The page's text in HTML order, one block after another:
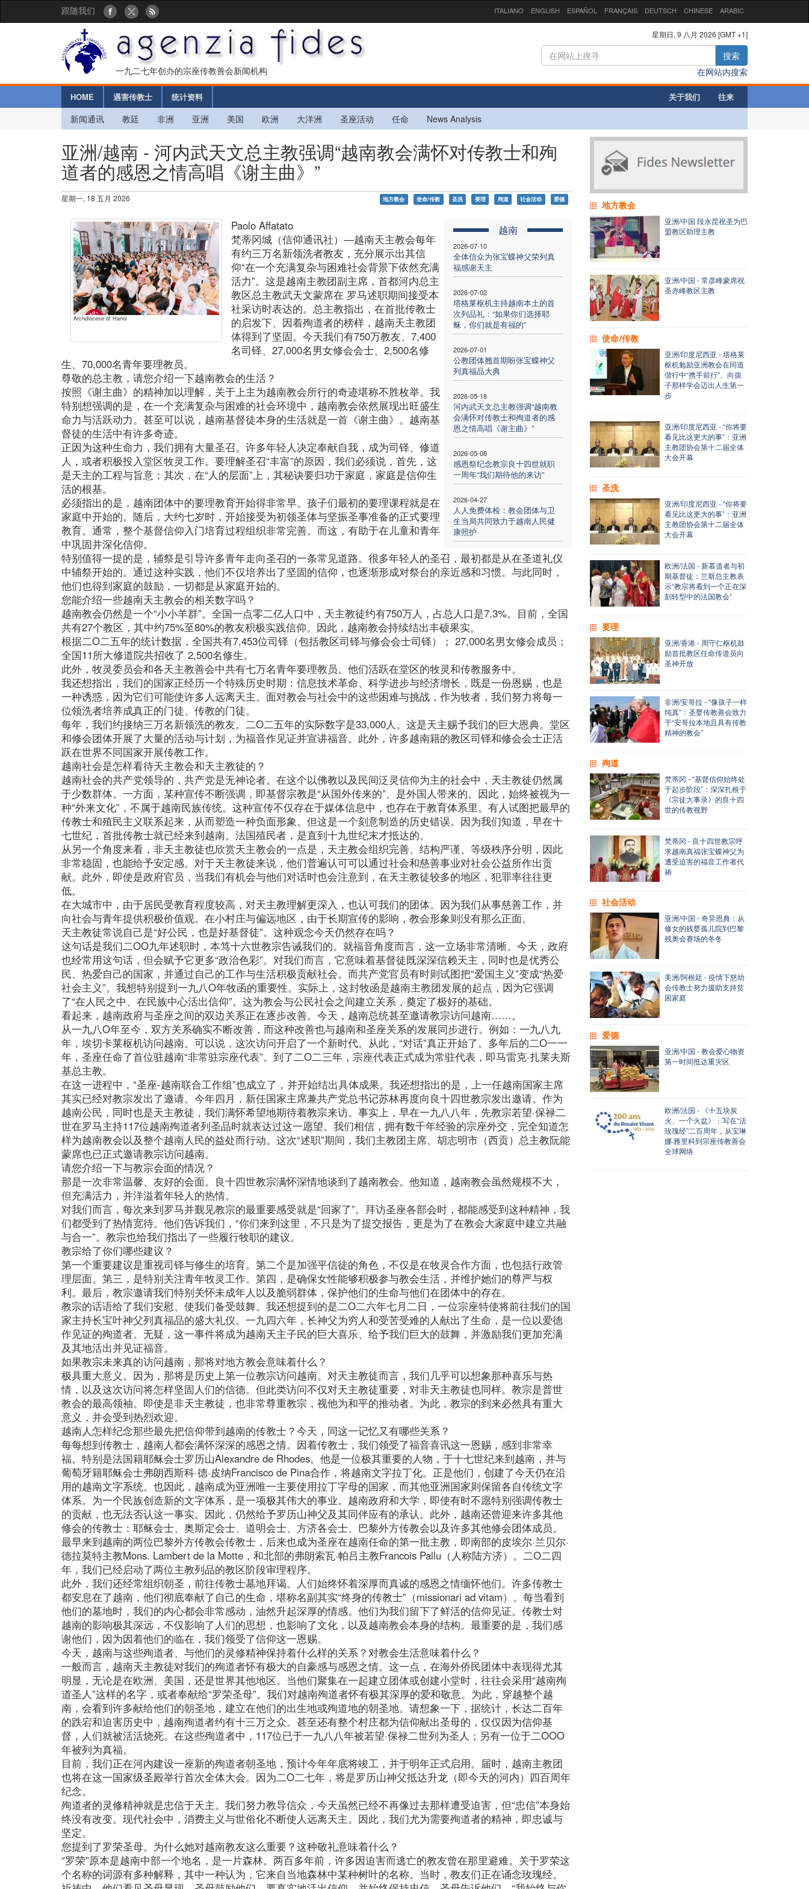
跟随我们 ITALIANO ENGLISH ESPAÑOL FRANÇAIS DEUTSCH CHINESE ARABIC
一九二七年创办的宗座传教善会新闻机构
星期日, 9 八月 2026 [GMT +1]
搜索
在网站内搜索
HOME 遇害传教士 统计资料 关于我们 往来
新闻通讯 教廷 非洲 亚洲 美国 欧洲 大洋洲 圣座活动 任命 News Analysis
亚洲/越南 - 河内武天文总主教强调“越南教会满怀对传教士和殉
道者的感恩之情高唱《谢主曲》”
星期一, 18 五月 2026 地方教会 使命/传教 圣洗 要理 殉道 社会活动 爱德
Archdiocese of Hanoi
越南
2026-07-10
全体信众为张宝蝶神父荣列真
福感谢天主
2026-07-02
塔格莱枢机主持越南本土的首
次列品礼：“如果你们选择耶
稣，你们就是有福的”
2026-07-01
公教团体翘首期盼张宝蝶神父
列真福品大典
2026-05-18
河内武天文总主教强调“越南教
会满怀对传教士和殉道者的感
恩之情高唱《谢主曲》”
2026-05-08
感恩祭纪念教宗良十四世就职
一周年“我们期待他的来访”
2026-04-27
人人免费体检：教会团体与卫
生当局共同致力于越南人民健
康照护
Paolo Affatato
梵蒂冈城（信仰通讯社）—越南天主教会每年
有约三万名新领洗者教友，充分展示出其信
仰“在一个充满复杂与困难社会背景下依然充满
活力”。这是越南主教团副主席，首都河内总主
教区总主教武天文蒙席在 罗马述职期间接受本
社采访时表达的。总主教指出，在首批传教士
的启发下、因着殉道者的榜样，越南天主教团
体得到了坚固。今天我们有750万教友、7,400
名司铎、27,000名男女修会会士、2,500名修
生、70,000名青年要理教员。
尊敬的总主教，请您介绍一下越南教会的生活？
按照《谢主曲》的精神加以理解，关于上主为越南教会所行的奇迹堪称不胜枚举。我
特别想强调的是，在一个充满复杂与困难的社会环境中，越南教会依然展现出旺盛生
命力与活跃动力。甚至可以说，越南基督徒本身的生活就是一首《谢主曲》。越南基
督徒的生活中有许多奇迹。
正因为这种生命力，我们拥有大量圣召。许多年轻人决定奉献自我，成为司铎、修道
人，或者积极投入堂区牧灵工作。要理解圣召“丰富”的原因，我们必须说，首先，这
是天主的工程与旨意；其次，在“人的层面”上，其秘诀要归功于家庭，家庭是信仰生
活的根基。
必须指出的是，越南团体中的要理教育开始得非常早。孩子们最初的要理课程就是在
家庭中开始的。随后，大约七岁时，开始接受为初领圣体与坚振圣事准备的正式要理
教育。通常，整个基督信仰入门培育过程组织非常完善。而这，有助于在儿童和青年
中巩固并深化信仰。
特别值得一提的是，辅祭是引导许多青年走向圣召的一条常见道路。很多年轻人的圣召，最初都是从在圣道礼仪
中辅祭开始的。通过这种实践，他们不仅培养出了坚固的信仰，也逐渐形成对祭台的亲近感和习惯。与此同时，
他们也得到家庭的鼓励，一切都是从家庭开始的。
您能介绍一些越南天主教会的相关数字吗？
越南教会仍然是一个“小小羊群”。全国一点零二亿人口中，天主教徒约有750万人，占总人口是7.3%。目前，全国
共有27个教区，其中约75%至80%的教友积极实践信仰。因此，越南教会持续结出丰硕果实。
根据二O二五年的统计数据，全国共有7,453位司铎（包括教区司铎与修会会士司铎）； 27,000名男女修会成员；
全国11所大修道院共招收了 2,500名修生。
此外，牧灵委员会和各天主教善会中共有七万名青年要理教员。他们活跃在堂区的牧灵和传教服务中。
我还想指出，我们的国家正经历一个特殊历史时期：信息技术革命、科学进步与经济增长，既是一份恩赐，也是
一种诱惑，因为它们可能使许多人远离天主。面对教会与社会中的这些困难与挑战，作为牧者，我们努力将每一
位领洗者培养成真正的门徒、传教的门徒。
每年，我们约接纳三万名新领洗的教友。二O二五年的实际数字是33,000人。这是天主赐予我们的巨大恩典。堂区
和修会团体开展了大量的活动与计划，为福音作见证并宣讲福音。此外，许多越南籍的教区司铎和修会会士正活
跃在世界不同国家开展传教工作。
越南社会是怎样看待天主教会和天主教徒的？
越南社会的共产党领导的，共产党是无神论者。在这个以佛教以及民间泛灵信仰为主的社会中，天主教徒仍然属
于少数群体。一方面，某种宣传不断强调，即基督宗教是“从国外传来的”、是外国人带来的。因此，始终被视为一
种“外来文化”，不属于越南民族传统。这种宣传不仅存在于媒体信息中，也存在于教育体系里。有人试图把最早的
传教士和殖民主义联系起来，从而塑造一种负面形象。但这是一个刻意制造的历史错误。因为我们知道，早在十
七世纪，首批传教士就已经来到越南。法国殖民者，是直到十九世纪末才抵达的。
从另一个角度来看，非天主教徒也欣赏天主教会的一点是，天主教会组织完善、结构严谨、等级秩序分明，因此
非常稳固，也能给予安定感。对于天主教徒来说，他们普遍认可可以通过社会和慈善事业对社会公益所作出贡
献。此外，即使是政府官员，当我们有机会与他们对话时也会注意到，在天主教徒较多的地区，犯罪率往往更
低。
在大城市中，由于居民受教育程度较高，对天主教理解更深入，也认可我们的团体。因为我们从事慈善工作，并
向社会与青年提供积极价值观。在小村庄与偏远地区，由于长期宣传的影响，教会形象则没有那么正面。
天主教徒常说自己是“好公民，也是好基督徒”。这种观念今天仍然存在吗？
这句话是我们二OO九年述职时，本笃十六世教宗告诫我们的。就福音角度而言，这一立场非常清晰。今天，政府
也经常用这句话，但会赋予它更多“政治色彩”。对我们而言，它意味着基督徒既深深信赖天主，同时也是优秀公
民、热爱自己的国家，并通过自己的工作与生活积极贡献社会。而共产党官员有时则试图把“爱国主义”变成“热爱
社会主义”。我想特别提到一九八O年牧函的重要性。实际上，这封牧函是越南主教团发展的起点，因为它强调
了“在人民之中、在民族中心活出信仰”。这为教会与公民社会之间建立关系，奠定了极好的基础。
看起来，越南政府与圣座之间的双边关系正在逐步改善。今天，越南总统甚至邀请教宗访问越南……。
从一九八O年至今，双方关系确实不断改善，而这种改善也与越南和圣座关系的发展同步进行。例如：一九八九
年，埃切卡莱枢机访问越南。可以说，这次访问开启了一个新时代。从此，“对话”真正开始了。多年后的二O一一
年，圣座任命了首位驻越南“非常驻宗座代表”。到了二O二三年，宗座代表正式成为常驻代表，即马雷克·扎莱夫斯
基总主教。
在这一进程中，“圣座-越南联合工作组”也成立了，并开始结出具体成果。我还想指出的是，上一任越南国家主席
其实已经对教宗发出了邀请。今年四月，新任国家主席兼共产党总书记苏林再度向良十四世教宗发出邀请。作为
越南公民，同时也是天主教徒，我们满怀希望地期待着教宗来访。事实上，早在一九八八年，先教宗若望·保禄二
世在罗马主持117位越南殉道者列圣品时就表达过这一愿望。我们相信，拥有数千年经验的宗座外交，完全知道怎
样为越南教会以及整个越南人民的益处而行动。这次“述职”期间，我们主教团主席、胡志明市（西贡）总主教阮能
蒙席也已正式邀请教宗访问越南。
请您介绍一下与教宗会面的情况？
那是一次非常温馨、友好的会面。良十四世教宗满怀深情地谈到了越南教会。他知道，越南教会虽然规模不大，
但充满活力，并洋溢着年轻人的热情。
对我们而言，每次来到罗马并觐见教宗的最重要感受就是“回家了”。拜访圣座各部会时，都能感受到这种精神，我
们都受到了热情宽待。他们告诉我们，“你们来到这里，不只是为了提交报告，更是为了在教会大家庭中建立共融
与合一”。教宗也给我们指出了一些履行牧职的建议。
教宗给了你们哪些建议？
第一个重要建议是重视司铎与修生的培育。第二个是加强平信徒的角色，不仅是在牧灵合作方面，也包括行政管
理层面。第三，是特别关注青年牧灵工作。第四，是确保女性能够积极参与教会生活，并维护她们的尊严与权
利。最后，教宗邀请我们特别关怀未成年人以及脆弱群体，保护他们的生命与他们在团体中的存在。
教宗的话语给了我们安慰、使我们备受鼓舞。我还想提到的是二O二六年七月二日，一位宗座特使将前往我们的国
家主持长宝叶神父列真福品的盛大礼仪。一九四六年，长神父为穷人和受苦受难的人献出了生命，是一位以爱德
作见证的殉道者。无疑，这一事件将成为越南天主子民的巨大喜乐、给予我们巨大的鼓舞，并激励我们更加充满
及其地活出并见证福音。
如果教宗未来真的访问越南，那将对地方教会意味着什么？
极具重大意义。因为，那将是历史上第一位教宗访问越南。对天主教徒而言，我们几乎可以想象那种喜乐与热
情，以及这次访问将怎样坚固人们的信德。但此类访问不仅对天主教徒重要，对非天主教徒也同样。教宗是普世
教会的最高领袖。即使是非天主教徒，也非常尊重教宗，视他为和平的推动者。为此，教宗的到来必然具有重大
意义，并会受到热烈欢迎。
越南人怎样纪念那些最先把信仰带到越南的传教士？今天，同这一记忆又有哪些关系？
每每想到传教士，越南人都会满怀深深的感恩之情。因着传教士，我们领受了福音喜讯这一恩赐，感到非常幸
福。特别是法国籍耶稣会士罗历山Alexandre de Rhodes。他是一位极其重要的人物，于十七世纪来到越南，并与
葡萄牙籍耶稣会士弗朗西斯科·德·皮纳Francisco de Pina合作，将越南文字拉丁化。正是他们，创建了今天仍在沿
用的越南文字系统。也因此，越南成为亚洲唯一主要使用拉丁字母的国家，而其他亚洲国家则保留各自传统文字
体系。为一个民族创造新的文字体系，是一项极其伟大的事业。越南政府和大学，即使有时不愿特别强调传教士
的贡献，也无法否认这一事实。因此，仍然给予罗历山神父及其同伴应有的承认。此外，越南还曾迎来许多其他
修会的传教士：耶稣会士、奥斯定会士、道明会士、方济各会士、巴黎外方传教会以及许多其他修会团体成员。
最早来到越南的两位巴黎外方传教会传教士，后来也成为圣座在越南任命的第一批主教，即南部的皮埃尔·兰贝尔·
德拉莫特主教Mons. Lambert de la Motte，和北部的弗朗索瓦·帕吕主教Francois Pallu（人称陆方济）。二O二四
年，我们已经启动了两位主教列品的教区阶段审理程序。
此外，我们还经常组织朝圣，前往传教士墓地拜谒。人们始终怀着深厚而真诚的感恩之情缅怀他们。许多传教士
都安息在了越南，他们彻底奉献了自己的生命，堪称名副其实“终身的传教士”（missionari ad vitam）。每当看到
他们的墓地时，我们的内心都会非常感动，油然升起深厚的情感。他们为我们留下了鲜活的信仰见证。传教士对
越南的影响极其深远，不仅影响了人们的思想，也影响了文化，以及越南教会本身的结构。最重要的是，我们感
谢他们，因为因着他们的临在，我们领受了信仰这一恩赐。
今天，越南与这些殉道者、与他们的灵修精神保持着什么样的关系？对教会生活意味着什么？
一般而言，越南天主教徒对我们的殉道者怀有极大的自豪感与感恩之情。这一点，在海外侨民团体中表现得尤其
明显，无论是在欧洲、美国，还是世界其他地区。当他们聚集在一起建立团体或创建小堂时，往往会采用“越南殉
道圣人”这样的名字，或者奉献给“罗荣圣母”。我们对越南殉道者怀有极其深厚的爱和敬意。为此，穿越整个越
南，会看到许多献给他们的朝圣地，建立在他们的出生地或殉道地的朝圣地。请想象一下，据统计，长达二百年
的跌宕和迫害历史中，越南殉道者约有十三万之众。甚至还有整个村庄都为信仰献出圣母的，仅仅因为信仰基
督，人们就被活活烧死。在这些殉道者中，117位已于一九八八年被若望·保禄二世列为圣人；另有一位于二OOO
年被列为真福。
目前，我们正在河内建设一座新的殉道者朝圣地，预计今年年底将竣工，并于明年正式启用。届时，越南主教团
也将在这一国家级圣殿举行首次全体大会。因为二O二七年，将是罗历山神父抵达升龙（即今天的河内）四百周年
纪念。
殉道者的灵修精神就是忠信于天主。我们努力教导信众，今天虽然已经不再像过去那样遭受迫害，但“忠信”本身始
终没有改变。现代社会中，消费主义与世俗化不断使人远离天主。因此，我们尤为需要殉道者的精神，即忠诚与
坚定。
您提到了罗荣圣母。为什么她对越南教友这么重要？这种敬礼意味着什么？
“罗荣”原本是越南中部一个地名，是一片森林。两百多年前，许多因迫害而逃亡的教友曾在那里避难。关于罗荣这
个名称的词源有多种解释，其中一种认为，它来自当地森林中某种树叶的名称。当时，教友们正在诵念玫瑰经。
地方教会
亚洲/中国 段永昆祝圣为巴
盟教区助理主教
亚洲/中国 - 常彦峰蒙席祝
圣赤峰教区主教
使命/传教
亚洲/印度尼西亚 - 塔格莱
枢机勉励亚洲教会在同道
偕行中“携手前行”、向孩
子那样学会迈出人生第一
步
亚洲/印度尼西亚 - “你将要
看见比这更大的事”：亚洲
主教团协会第十二届全体
大会开幕
圣洗
亚洲/印度尼西亚 - “你将要
看见比这更大的事”：亚洲
主教团协会第十二届全体
大会开幕
欧洲/法国 - 新慕道者与初
期基督徒：兰斯总主教表
示“教宗将看到一个正在深
刻转型中的法国教会”
要理
亚洲/香港 - 周守仁枢机鼓
励首批教区任命传道员向
圣神开放
非洲/安哥拉 - “像孩子一样
纯真”：圣婴传教善会致力
于“安哥拉本地且具有传教
精神的教会”
殉道
梵蒂冈 - “基督信仰始终处
于起步阶段”：深深扎根于
《宗徒大事录》的良十四
世的传教视野
梵蒂冈 - 良十四世教宗呼
求越南真福张宝蝶神父为
遭受迫害的福音工作者代
祷
社会活动
亚洲/中国 - 奇异恩典：从
修女的残婴孤儿院到巴黎
残奥会赛场的冬冬
美洲/阿根廷 - 疫情下慈幼
会传教士努力援助支持贫
困家庭
爱德
亚洲/中国 - 教会爱心物资
第一时间抵达重灾区
欧洲/法国 - 《十五块炭
火、一个火盆》：写在“活
玫瑰经”二百周年，从宝琳
娜·雅里科到宗座传教善会
全球网络